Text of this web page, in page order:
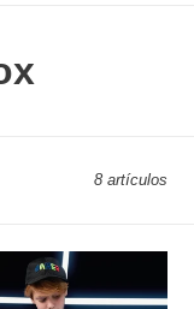
8 artículos